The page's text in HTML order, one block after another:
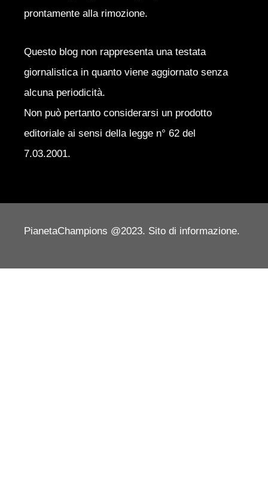
prontamente alla rimozione.
Questo blog non rappresenta una testata
giornalistica in quanto viene aggiornato senza
alcuna periodicità.
Non può pertanto considerarsi un prodotto
editoriale ai sensi della legge n° 62 del
7.03.2001.
PianetaChampions @2023. Sito di informazione.